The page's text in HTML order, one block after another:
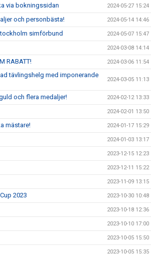
via bokningssidan 2024-05-27 15:24
och personbästa! 2024-05-14 14:46
simförbund 2024-05-07 15:47
2024-03-08 14:14
RABATT! 2024-03-06 11:54
tävlingshelg med imponerande
2024-03-05 11:13
och flera medaljer! 2024-02-12 13:33
2024-02-01 13:50
mästare! 2024-01-17 15:29
2024-01-03 13:17
2023-12-15 12:23
2023-12-11 15:22
2023-11-09 13:15
2023 2023-10-30 10:48
2023-10-18 12:36
2023-10-10 17:00
2023-10-05 15:50
2023-10-05 15:35